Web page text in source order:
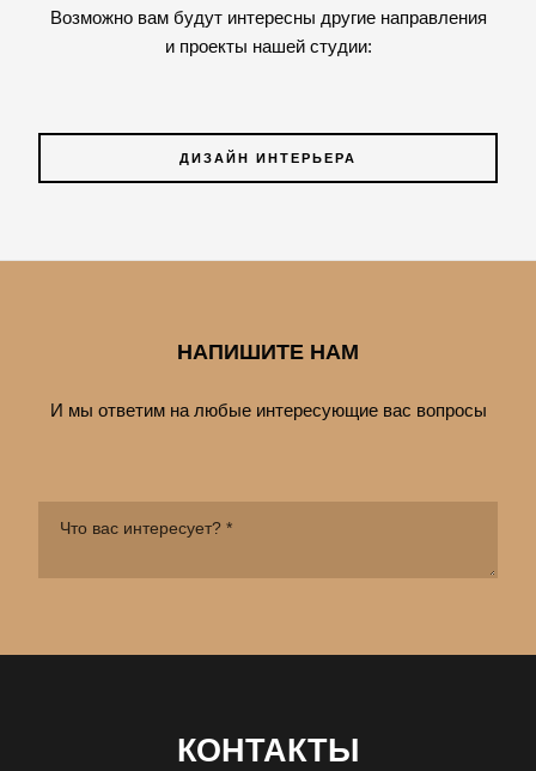
Возможно вам будут интересны другие направления
и проекты нашей студии:
ДИЗАЙН ИНТЕРЬЕРА
НАПИШИТЕ НАМ
И мы ответим на любые интересующие вас вопросы
КОНТАКТЫ